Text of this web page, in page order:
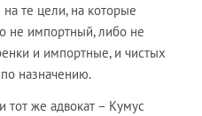
те цели, на которые
не импортный, либо не
и импортные, и чистых
назначению.
же адвокат – Кумус